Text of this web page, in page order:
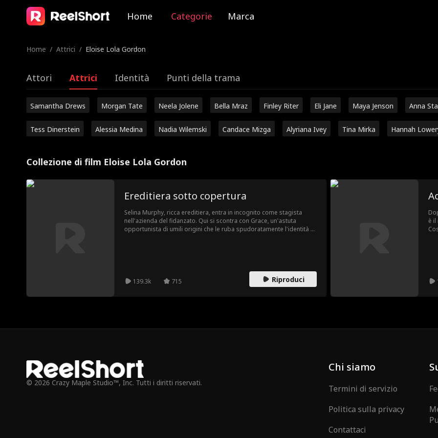
Home Categorie Marca
Home / Attrici / Eloise Lola Gordon
Attori Attrici Identità Punti della trama
Samantha Drews Morgan Tate Neela Jolene Bella Mraz Finley Riter Eli Jane Maya Jenson Anna
Tess Dinerstein Alessia Medina Nadia Wilemski Candace Mizga Alyriana Ivey Tina Mirka Hannah
Collezione di film Eloise Lola Gordon
Ereditiera sotto copertura
Selina Murphy, ricca ereditiera, entra in incognito come stagista
nell'azienda del fidanzato. Qui si scontra con Grace, un'astuta
opportunista di umili origini che le ruba spudoratamente l'identità e,
139.3k 715 Riproduci
è il
di
© 2026 Crazy Maple Studio™, Inc. Tutti i diritti riservati.
Chi siamo
Termini di servizio
Politica sulla privacy
Contattaci